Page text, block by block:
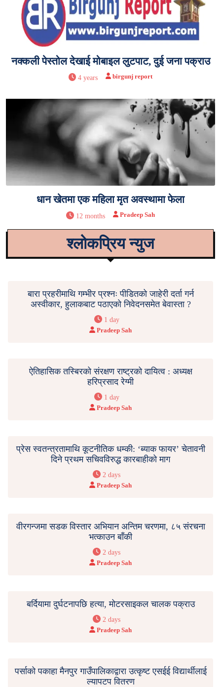
नक्कली पेस्तोल देखाई मोबाइल लुटपाट, दुई जना पक्राउ
4 years birgunj report
धान खेतमा एक महिला मृत अवस्थामा फेला
12 months Pradeep Sah
श्लोकप्रिय न्युज
बारा प्रहरीमाथि गम्भीर प्रश्नः पीडितको जाहेरी दर्ता गर्न
अस्वीकार, हुलाकबाट पठाएको निवेदनसमेत बेवास्ता ?
1 day
Pradeep Sah
ऐतिहासिक तस्बिरको संरक्षण राष्ट्रको दायित्व : अध्यक्ष
हरिप्रसाद रेग्मी
1 day
Pradeep Sah
प्रेस स्वतन्त्रतामाथि कूटनीतिक धम्की: ‘ब्याक फायर’ चेतावनी
दिने प्रथम सचिवविरुद्ध कारबाहीको माग
2 days
Pradeep Sah
वीरगन्जमा सडक विस्तार अभियान अन्तिम चरणमा, ८५ संरचना
भत्काउन बाँकी
2 days
Pradeep Sah
बर्दियामा दुर्घटनापछि हत्या, मोटरसाइकल चालक पक्राउ
2 days
Pradeep Sah
पर्साको पकाहा मैनपुर गाउँपालिकाद्वारा उत्कृष्ट एसईई विद्यार्थीलाई
ल्यापटप वितरण